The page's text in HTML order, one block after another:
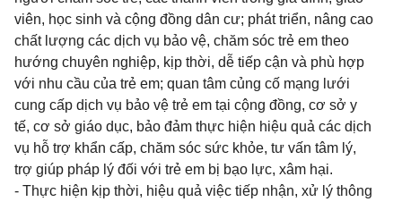
viên, học sinh và cộng đồng dân cư; phát triển, nâng cao
chất lượng các dịch vụ bảo vệ, chăm sóc trẻ em theo
hướng chuyên nghiệp, kịp thời, dễ tiếp cận và phù hợp
với nhu cầu của trẻ em; quan tâm củng cố mạng lưới
cung cấp dịch vụ bảo vệ trẻ em tại cộng đồng, cơ sở y
tế, cơ sở giáo dục, bảo đảm thực hiện hiệu quả các dịch
vụ hỗ trợ khẩn cấp, chăm sóc sức khỏe, tư vấn tâm lý,
trợ giúp pháp lý đối với trẻ em bị bạo lực, xâm hại.
- Thực hiện kịp thời, hiệu quả việc tiếp nhận, xử lý thông